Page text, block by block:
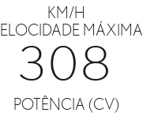
KM/H
MÁXIMA
308
POTÊNCIA (CV)